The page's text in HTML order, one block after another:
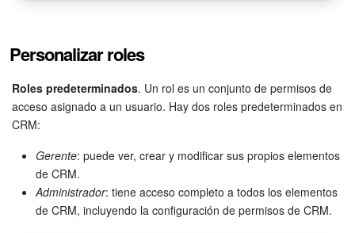
Marketing
Gestión del inventario
Widget del empleado
Configuraciones de la cuenta
Personalizar roles
Roles predeterminados. Un rol es un conjunto de permisos de
acceso asignado a un usuario. Hay dos roles predeterminados en
CRM:
Gerente: puede ver, crear y modificar sus propios elementos
de CRM.
Administrador: tiene acceso completo a todos los elementos
de CRM, incluyendo la configuración de permisos de CRM.